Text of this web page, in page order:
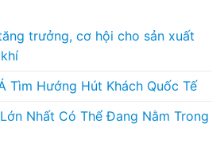
trưởng, cơ hội cho sản xuất
Tìm Hướng Hút Khách Quốc Tế
Nhất Có Thể Đang Nằm Trong